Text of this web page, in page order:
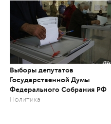
Выборы депутатов
Государственной Думы
Федерального Собрания РФ
Политика